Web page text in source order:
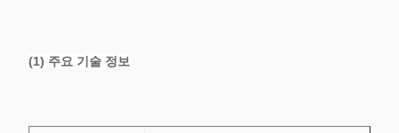
(1) 주요 기술 정보